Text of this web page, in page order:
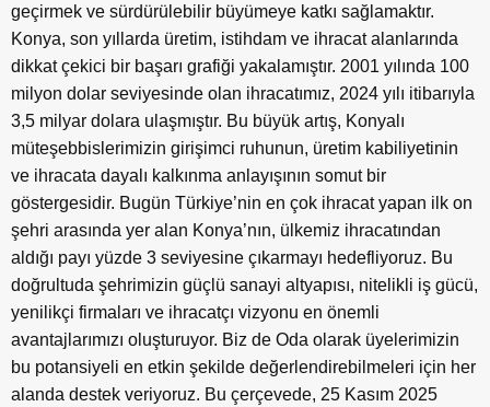
geçirmek ve sürdürülebilir büyümeye katkı sağlamaktır.
Konya, son yıllarda üretim, istihdam ve ihracat alanlarında
dikkat çekici bir başarı grafiği yakalamıştır. 2001 yılında 100
milyon dolar seviyesinde olan ihracatımız, 2024 yılı itibarıyla
3,5 milyar dolara ulaşmıştır. Bu büyük artış, Konyalı
müteşebbislerimizin girişimci ruhunun, üretim kabiliyetinin
ve ihracata dayalı kalkınma anlayışının somut bir
göstergesidir. Bugün Türkiye’nin en çok ihracat yapan ilk on
şehri arasında yer alan Konya’nın, ülkemiz ihracatından
aldığı payı yüzde 3 seviyesine çıkarmayı hedefliyoruz. Bu
doğrultuda şehrimizin güçlü sanayi altyapısı, nitelikli iş gücü,
yenilikçi firmaları ve ihracatçı vizyonu en önemli
avantajlarımızı oluşturuyor. Biz de Oda olarak üyelerimizin
bu potansiyeli en etkin şekilde değerlendirebilmeleri için her
alanda destek veriyoruz. Bu çerçevede, 25 Kasım 2025